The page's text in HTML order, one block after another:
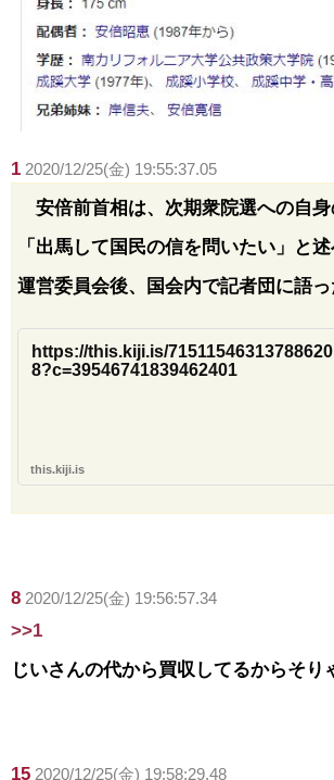
1 2020/12/25(金) 19:55:37.05
安倍前首相は、次期衆院選への自身
「出馬して国民の信を問いたい」と
運営委員会後、国会内で記者団に語っ
https://this.kiji.is/71511546313788620
8?c=39546741839462401
this.kiji.is
8 2020/12/25(金) 19:56:57.34
>>1
じいさんの代から買収してるからそり
15 2020/12/25(金) 19:58:29.48